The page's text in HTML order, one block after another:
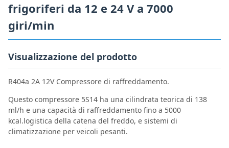
frigoriferi da 12 e 24 V a 7000
giri/min
Visualizzazione del prodotto
R404a 2A 12V Compressore di raffreddamento.
Questo compressore 5S14 ha una cilindrata teorica di 138
ml/h e una capacità di raffreddamento fino a 5000
kcal.logistica della catena del freddo, e sistemi di
climatizzazione per veicoli pesanti.